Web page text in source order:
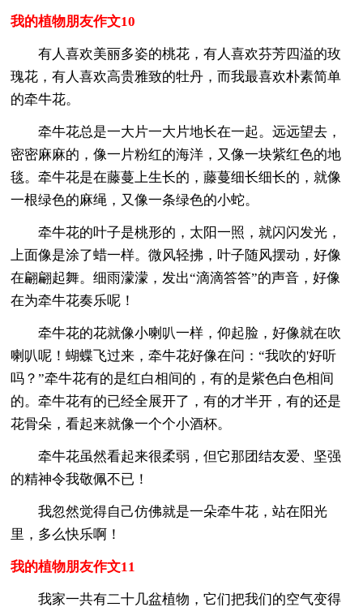
我的植物朋友作文10
有人喜欢美丽多姿的桃花，有人喜欢芬芳四溢的玫
瑰花，有人喜欢高贵雅致的牡丹，而我最喜欢朴素简单
的牵牛花。
牵牛花总是一大片一大片地长在一起。远远望去，
密密麻麻的，像一片粉红的海洋，又像一块紫红色的地
毯。牵牛花是在藤蔓上生长的，藤蔓细长细长的，就像
一根绿色的麻绳，又像一条绿色的小蛇。
牵牛花的叶子是桃形的，太阳一照，就闪闪发光，
上面像是涂了蜡一样。微风轻拂，叶子随风摆动，好像
在翩翩起舞。细雨濛濛，发出“滴滴答答”的声音，好像
在为牵牛花奏乐呢！
牵牛花的花就像小喇叭一样，仰起脸，好像就在吹
喇叭呢！蝴蝶飞过来，牵牛花好像在问：“我吹的'好听
吗？”牵牛花有的是红白相间的，有的是紫色白色相间
的。牵牛花有的已经全展开了，有的才半开，有的还是
花骨朵，看起来就像一个个小酒杯。
牵牛花虽然看起来很柔弱，但它那团结友爱、坚强
的精神令我敬佩不已！
我忽然觉得自己仿佛就是一朵牵牛花，站在阳光
里，多么快乐啊！
我的植物朋友作文11
我家一共有二十几盆植物，它们把我们的空气变得